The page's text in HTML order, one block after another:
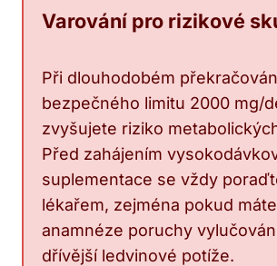
Varování pro rizikové
Při dlouhodobém
bezpečného limitu 2000 mg/
zvyšujete riziko
Před zahájením
suplementace se vždy
lékařem, zejména pokud
anamnéze poruchy
dřívější ledvinové potíže.